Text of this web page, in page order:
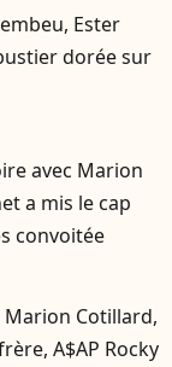
Ester
dorée sur
avec Marion
a mis le cap
convoitée
Marion Cotillard,
A$AP Rocky